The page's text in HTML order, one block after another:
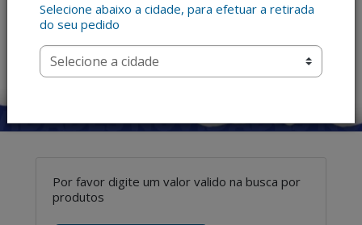
Selecione abaixo a cidade, para efetuar a retirada
do seu pedido
Por favor digite um valor valido na busca por
produtos